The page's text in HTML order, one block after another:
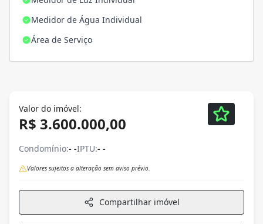
Medidor de Água Individual
Área de Serviço
Valor do imóvel:
R$ 3.600.000,00
Condomínio:- -IPTU:- -
Valores sujeitos a alteração sem aviso prévio.
Compartilhar imóvel